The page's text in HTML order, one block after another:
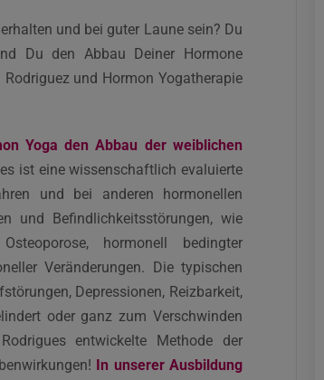
und bei guter Laune sein? Du
Du den Abbau Deiner Hormone
und Hormon Yogatherapie
Yoga den Abbau der weiblichen
ist eine wissenschaftlich evaluierte
und bei anderen hormonellen
und Befindlichkeitsstörungen, wie
hormonell bedingter
Veränderungen. Die typischen
Depressionen, Reizbarkeit,
oder ganz zum Verschwinden
entwickelte Methode der
In unserer Ausbildung